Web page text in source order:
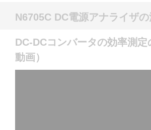
N6705C DC電源アナライザの
DC-DCコンバータの効率測
動画）